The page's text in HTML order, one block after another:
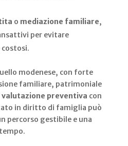
o mediazione familiare,
per evitare
modenese, con forte
familiare, patrimoniale
valutazione preventiva con
in diritto di famiglia può
percorso gestibile e una